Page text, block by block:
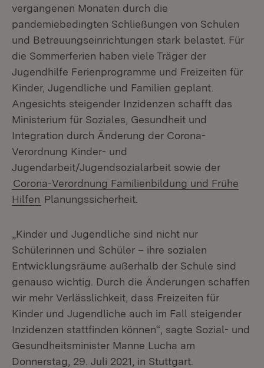
vergangenen Monaten durch die
pandemiebedingten Schließungen von Schulen
und Betreuungseinrichtungen stark belastet. Für
die Sommerferien haben viele Träger der
Jugendhilfe Ferienprogramme und Freizeiten für
Kinder, Jugendliche und Familien geplant.
Angesichts steigender Inzidenzen schafft das
Ministerium für Soziales, Gesundheit und
Integration durch Änderung der Corona-
Verordnung Kinder- und
Jugendarbeit/Jugendsozialarbeit sowie der
Corona-Verordnung Familienbildung und Frühe
Hilfen Planungssicherheit.
„Kinder und Jugendliche sind nicht nur
Schülerinnen und Schüler – ihre sozialen
Entwicklungsräume außerhalb der Schule sind
genauso wichtig. Durch die Änderungen schaffen
wir mehr Verlässlichkeit, dass Freizeiten für
Kinder und Jugendliche auch im Fall steigender
Inzidenzen stattfinden können“, sagte Sozial- und
Gesundheitsminister Manne Lucha am
Donnerstag, 29. Juli 2021, in Stuttgart.